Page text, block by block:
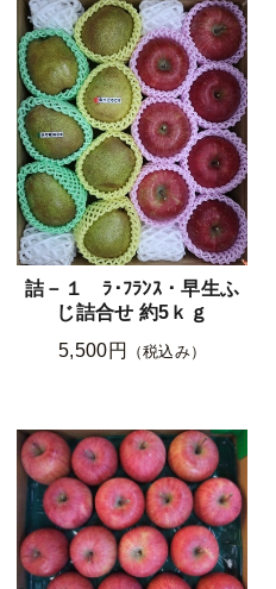
詰－１ ﾗ･ﾌﾗﾝｽ・早生ふ
じ詰合せ 約5ｋｇ
5,500円
（税込み）